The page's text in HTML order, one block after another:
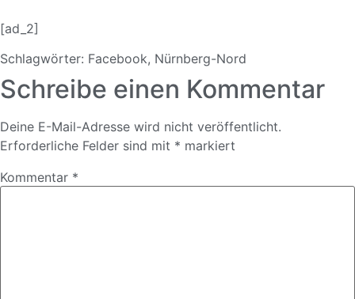
[ad_2]
Schlagwörter: Facebook, Nürnberg-Nord
Schreibe einen Kommentar
Deine E-Mail-Adresse wird nicht veröffentlicht.
Erforderliche Felder sind mit * markiert
Kommentar *